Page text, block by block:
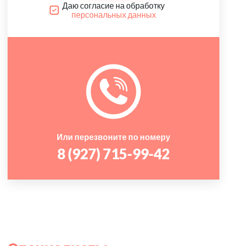
Даю согласие на обработку
персональных данных
Или перезвоните по номеру
8 (927) 715-99-42